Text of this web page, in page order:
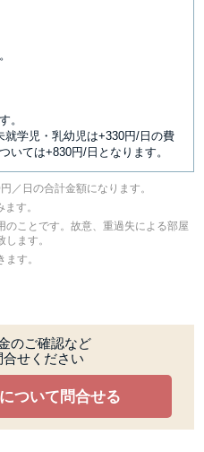
。
学児・乳幼児は+330円/日の費
いては+830円/日となります。
／日の合計金額になります。
す。
ことです。故意、重過失による部屋
ます。
す。
のご確認など
せください
ついて問合せる